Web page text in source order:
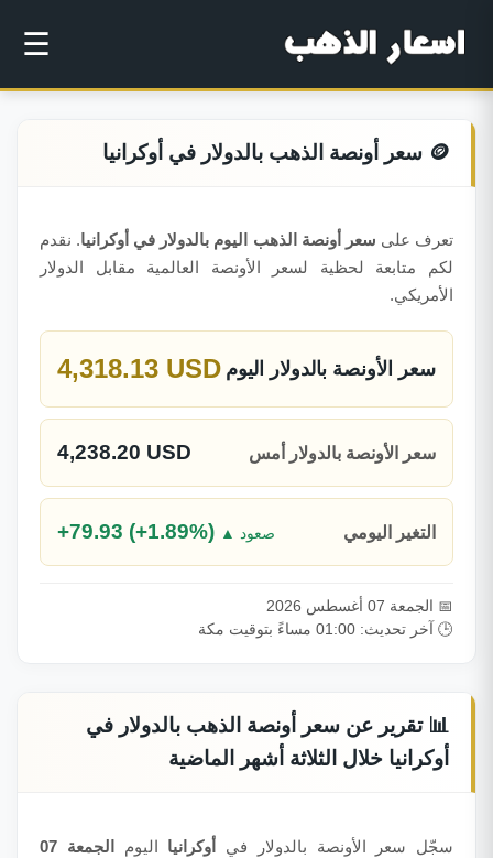
☰
🪙 سعر أونصة الذهب بالدولار في أوكرانيا
تعرف على سعر أونصة الذهب اليوم بالدولار في أوكرانيا. نقدم
لكم متابعة لحظية لسعر الأونصة العالمية مقابل الدولار
الأمريكي.
سعر الأونصة بالدولار اليوم 4,318.13 USD
سعر الأونصة بالدولار أمس 4,238.20 USD
التغير اليومي +79.93 (+1.89%) ▲ صعود
📅 الجمعة 07 أغسطس 2026
🕒 آخر تحديث: 01:00 مساءً بتوقيت مكة
📊 تقرير عن سعر أونصة الذهب بالدولار في
أوكرانيا خلال الثلاثة أشهر الماضية
سجّل سعر الأونصة بالدولار في أوكرانيا اليوم
الجمعة 07